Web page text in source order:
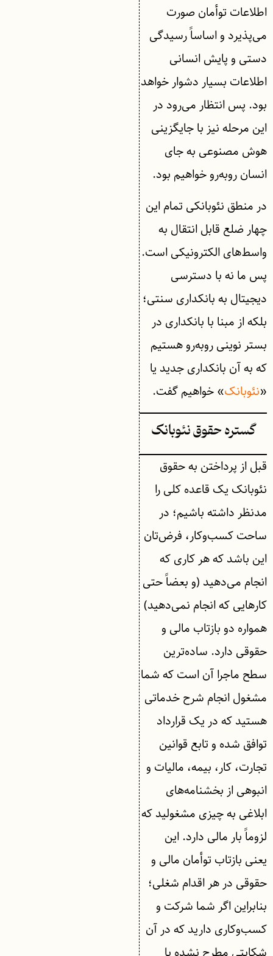
اطلاعات توأمان صورت
می‌پذیرد و اساساً رسیدگی
دستی و پایش انسانی
اطلاعات بسیار دشوار خواهد
بود. پس انتظار می‌رود در
این مرحله نیز با جایگزینی
هوش مصنوعی به جای
انسان روبه‌رو خواهیم بود.
در منطق نئوبانکی تمام این
چهار ضلع قابل ‌انتقال به
واسط‌های الکترونیکی است.
پس ما نه با دسترسی
دیجیتال به بانکداری سنتی؛
بلکه از مبنا با بانکداری در
بستر نوینی روبه‌رو هستیم
که به آن بانکداری جدید یا
«نئوبانک» خواهیم گفت.
گستره حقوق نئوبانک
قبل از پرداختن به حقوق
نئوبانک یک قاعده کلی را
مدنظر داشته باشیم؛ در
ساحت کسب‌وکار، فرض‌تان
این باشد که هر کاری که
انجام می‌دهید (و بعضاً حتی
کارهایی که انجام نمی‌دهید)
همواره دو بازتاب مالی و
حقوقی دارد. ساده‌ترین
سطح ماجرا آن است که شما
مشغول انجام شرح خدماتی
هستید که در یک قرارداد
توافق شده و تابع قوانین
تجارت، کار، بیمه، مالیات و
انبوهی از بخشنامه‌های
ابلاغی به چیزی مشغولید که
لزوماً بار مالی دارد. این
یعنی بازتاب توأمان مالی و
حقوقی در هر اقدام شغلی؛
بنابراین اگر شما شرکت و
کسب‌وکاری دارید که در آن